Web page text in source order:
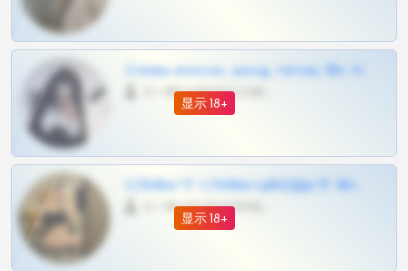
显示 18+
Сливы вписок, шкод, теток, 18+ тг
显示 18+
СЛИВЫ ТГ СЛИВЫ ШКОДЫ ТГ 18+